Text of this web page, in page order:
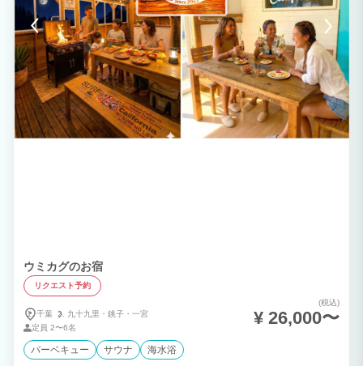
ウミカグのお宿
リクエスト予約
千葉 九十九里・ 銚子・ 一宮
定員 2〜6名
(税込)
¥ 26,000〜
バーベキュー サウナ 海水浴